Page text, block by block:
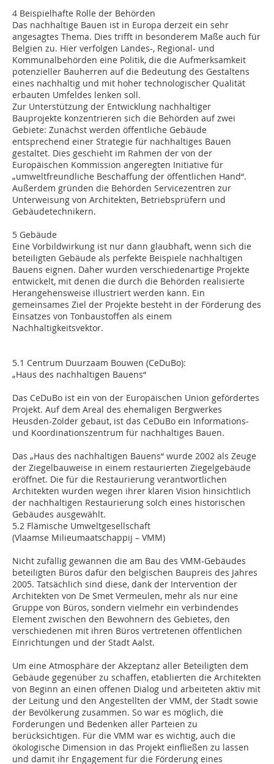
4 Beispielhafte Rolle der Behörden
Das nachhaltige Bauen ist in Europa derzeit ein sehr
angesagtes Thema. Dies trifft in besonderem Maße auch für
Belgien zu. Hier verfolgen Landes-, Regional- und
Kommunalbehörden eine Politik, die die Aufmerksamkeit
potenzieller Bauherren auf die Bedeutung des Gestaltens
eines nachhaltig und mit hoher technologischer Qualität
erbauten Umfeldes lenken soll.
Zur Unterstützung der Entwicklung nachhaltiger
Bauprojekte konzentrieren sich die Behörden auf zwei
Gebiete: Zunächst werden öffentliche Gebäude
entsprechend einer Strategie für nachhaltiges Bauen
gestaltet. Dies geschieht im Rahmen der von der
Europäischen Kommission angeregten Initiative für
„umweltfreundliche Beschaffung der öffentlichen Hand“.
Außerdem gründen die Behörden Servicezentren zur
Unterweisung von Architekten, Betriebsprüfern und
Gebäudetechnikern.
5 Gebäude
Eine Vorbildwirkung ist nur dann glaubhaft, wenn sich die
beteiligten Gebäude als perfekte Beispiele nachhaltigen
Bauens eignen. Daher wurden verschiedenartige Projekte
entwickelt, mit denen die durch die Behörden realisierte
Herangehensweise illustriert werden kann. Ein
gemeinsames Ziel der Projekte besteht in der Förderung des
Einsatzes von Tonbaustoffen als einem
Nachhaltigkeitsvektor.
5.1 Centrum Duurzaam Bouwen (CeDuBo):
„Haus des nachhaltigen Bauens“
Das CeDuBo ist ein von der Europäischen Union gefördertes
Projekt. Auf dem Areal des ehemaligen Bergwerkes
Heusden-Zolder gebaut, ist das CeDuBo ein Informations-
und Koordinationszentrum für nachhaltiges Bauen.
Das „Haus des nachhaltigen Bauens“ wurde 2002 als Zeuge
der Ziegelbauweise in einem restaurierten Ziegelgebäude
eröffnet. Die für die Restaurierung verantwortlichen
Architekten wurden wegen ihrer klaren Vision hinsichtlich
der nachhaltigen Restaurierung solch eines historischen
Gebäudes ausgewählt.
5.2 Flämische Umweltgesellschaft
(Vlaamse Milieumaatschappij – VMM)
Nicht zufällig gewannen die am Bau des VMM-Gebäudes
beteiligten Büros dafür den belgischen Baupreis des Jahres
2005. Tatsächlich sind diese, dank der Intervention der
Architekten von De Smet Vermeulen, mehr als nur eine
Gruppe von Büros, sondern vielmehr ein verbindendes
Element zwischen den Bewohnern des Gebietes, den
verschiedenen mit ihren Büros vertretenen öffentlichen
Einrichtungen und der Stadt Aalst.
Um eine Atmosphäre der Akzeptanz aller Beteiligten dem
Gebäude gegenüber zu schaffen, etablierten die Architekten
von Beginn an einen offenen Dialog und arbeiteten aktiv mit
der Leitung und den Angestellten der VMM, der Stadt sowie
der Bevölkerung zusammen. So war es möglich, die
Forderungen und Bedenken aller Parteien zu
berücksichtigen. Für die VMM war es wichtig, auch die
ökologische Dimension in das Projekt einfließen zu lassen
und damit ihr Engagement für die Förderung eines